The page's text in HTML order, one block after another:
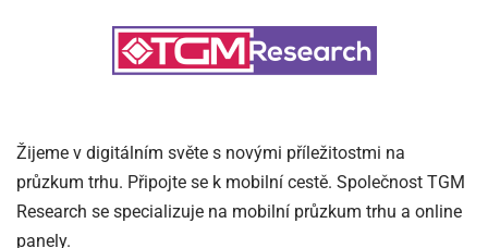
Žijeme v digitálním světe s novými příležitostmi na
průzkum trhu. Připojte se k mobilní cestě. Společnost TGM
Research se specializuje na mobilní průzkum trhu a online
panely.